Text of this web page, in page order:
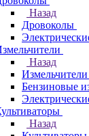
Назад
Дровоколы
Назад
Измельчители
Бензиновые
Назад